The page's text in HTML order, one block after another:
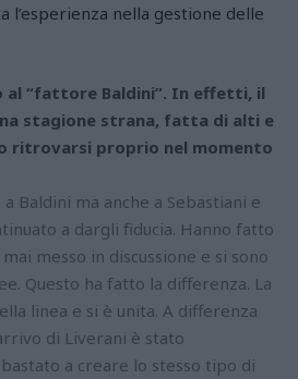
l’esperienza nella gestione delle
“fattore Baldini”. In effetti, il
stagione strana, fatta di alti e
ritrovarsi proprio nel momento
Baldini ma anche a Sebastiani e
a dargli fiducia. Hanno fatto
messo in discussione e si sono
Questo ha fatto la differenza. La
linea e si è unita. A differenza
di Liverani è stato
a creare lo stesso tipo di